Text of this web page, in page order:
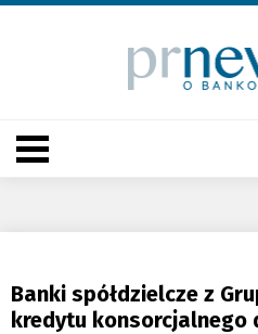
Banki spółdzielcze z
kredytu konsorcjalnego